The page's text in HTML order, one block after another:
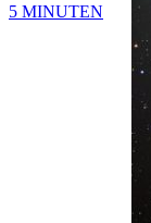
5 MINUTEN